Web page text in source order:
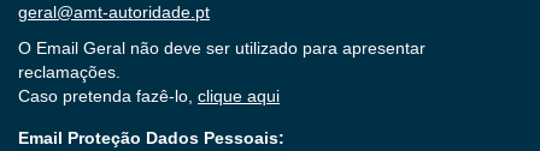
geral@amt-autoridade.pt
O Email Geral não deve ser utilizado para apresentar
reclamações.
Caso pretenda fazê-lo, clique aqui
Email Proteção Dados Pessoais: